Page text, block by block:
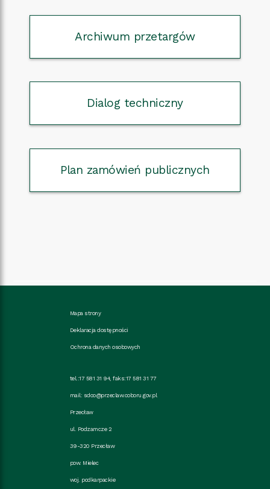
Archiwum przetargów
Dialog techniczny
Plan zamówień publicznych
Mapa strony
Deklaracja dostępności
Ochrona danych osobowych
tel.:17 581 31 94, faks:17 581 31 77
mail: sdoo@przeclaw.coboru.gov.pl
Przecław
ul. Podzamcze 2
39-320 Przecław
pow. Mielec
woj. podkarpackie